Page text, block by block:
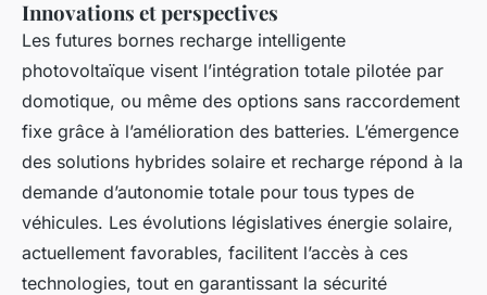
Innovations et perspectives
Les futures bornes recharge intelligente
photovoltaïque visent l’intégration totale pilotée par
domotique, ou même des options sans raccordement
fixe grâce à l’amélioration des batteries. L’émergence
des solutions hybrides solaire et recharge répond à la
demande d’autonomie totale pour tous types de
véhicules. Les évolutions législatives énergie solaire,
actuellement favorables, facilitent l’accès à ces
technologies, tout en garantissant la sécurité